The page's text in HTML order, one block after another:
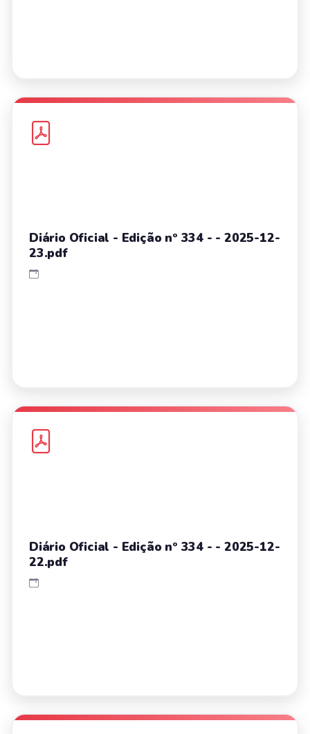
Diário Oficial - Edição nº 334 - - 2025-12-
23.pdf
Diário Oficial - Edição nº 334 - - 2025-12-
22.pdf